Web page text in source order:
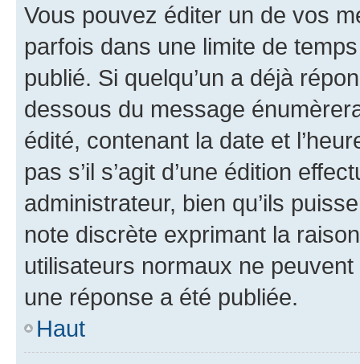
Vous pouvez éditer un de vos
parfois dans une limite de
publié. Si quelqu’un a déjà
dessous du message
édité, contenant la date et
pas s’il s’agit d’une édition
administrateur, bien qu’ils
note discrète exprimant la
utilisateurs normaux ne
une réponse a été publiée.
Haut